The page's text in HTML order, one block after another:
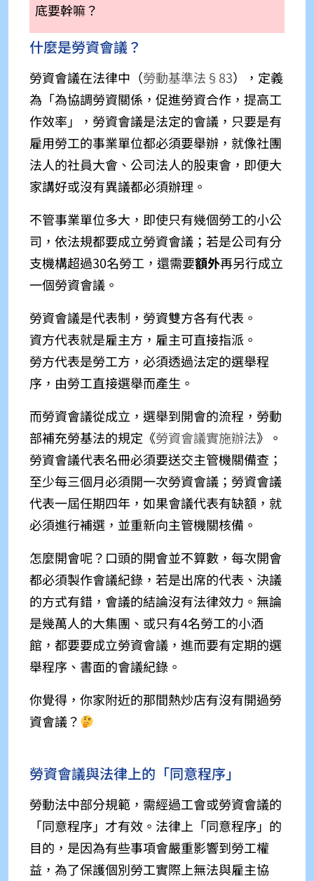
底要幹嘛？
什麼是勞資會議？
勞資會議在法律中（勞動基準法§83），定義
為「為協調勞資關係，促進勞資合作，提高工
作效率 」，勞資會議是法定的會議，只要是有
雇用勞工的事業單位都必須要舉辦，就像社團
法人的社員大會、公司法人的股東會，即便大
家講好或沒有異議都必須辦理。
不管事業單位多大，即使只有幾個勞工的小公
司，依法規都要成立勞資會議；若是公司有分
支機構超過30名勞工，還需要額外再另行成立
一個勞資會議。
勞資會議是代表制，勞資雙方各有代表。
資方代表就是雇主方，雇主可直接指派。
勞方代表是勞工方，必須透過法定的選舉程
序，由勞工直接選舉而產生。
而勞資會議從成立，選舉到開會的流程，勞動
部補充勞基法的規定《勞資會議實施辦法》。
勞資會議代表名冊必須要送交主管機關備查；
至少每三個月必須開一次勞資會議；勞資會議
代表一屆任期四年，如果會議代表有缺額，就
必須進行補選，並重新向主管機關核備。
怎麼開會呢？口頭的開會並不算數，每次開會
都必須製作會議紀錄，若是出席的代表、決議
的方式有錯，會議的結論沒有法律效力。 無論
是幾萬人的大集團、或只有4名勞工的小酒
館，都要要成立勞資會議，進而要有定期的選
舉程序、書面的會議紀錄。
你覺得，你家附近的那間熱炒店有沒有開過勞
資會議？
勞資會議與法律上的「同意程序」
勞動法中部分規範，需經過工會或勞資會議的
「同意程序」才有效。法律上「同意程序」的
目的，是因為有些事項會嚴重影響到勞工權
益，為了保護個別勞工實際上無法與雇主協